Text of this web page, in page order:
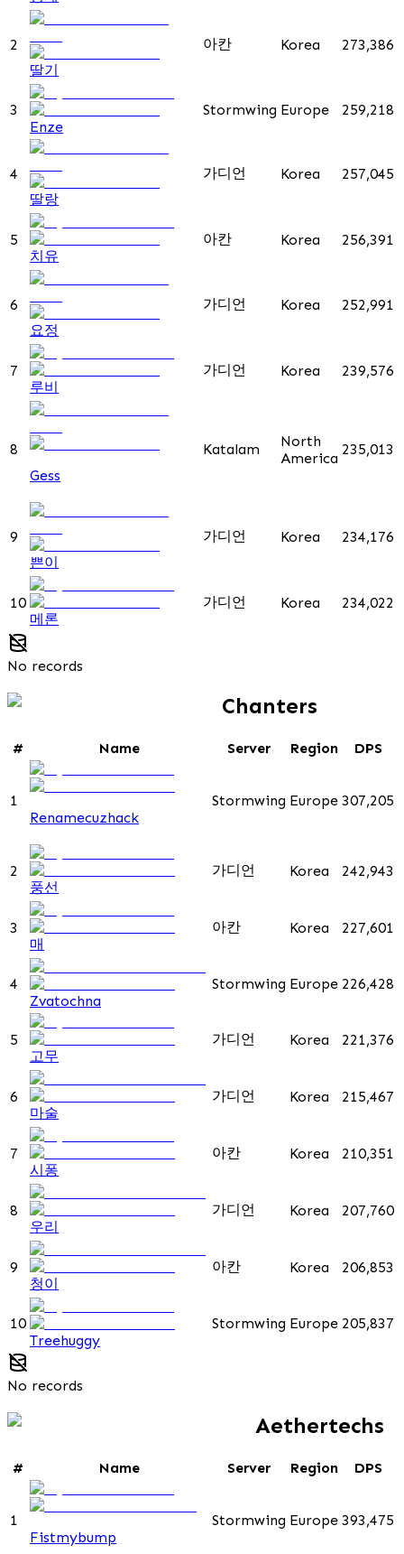
2
딸기
아칸 Korea 273,386
3
Enze
Stormwing Europe 259,218
4
딸랑
가디언 Korea 257,045
5
치유
아칸 Korea 256,391
6
요정
가디언 Korea 252,991
7
루비
가디언 Korea 239,576
8
Gess
Katalam
North
America
235,013
9
쁜이
가디언 Korea 234,176
10
메론
가디언 Korea 234,022
No records
Chanters
# Name Server Region DPS
1
Renamecuzhack
Stormwing Europe 307,205
2
풍선
가디언 Korea 242,943
3
매
아칸 Korea 227,601
4
Zvatochna
Stormwing Europe 226,428
5
고무
가디언 Korea 221,376
6
마술
가디언 Korea 215,467
7
시퐁
아칸 Korea 210,351
8
우리
가디언 Korea 207,760
9
청이
아칸 Korea 206,853
10
Treehuggy
Stormwing Europe 205,837
No records
Aethertechs
# Name Server Region DPS
1
Fistmybump
Stormwing Europe 393,475